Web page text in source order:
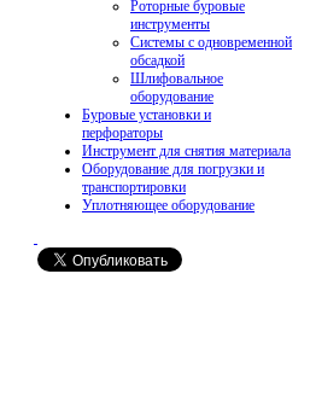
Роторные буровые
инструменты
Системы с одновременной
обсадкой
Шлифовальное
оборудование
Буровые установки и
перфораторы
Инструмент для снятия материала
Оборудование для погрузки и
транспортировки
Уплотняющее оборудование